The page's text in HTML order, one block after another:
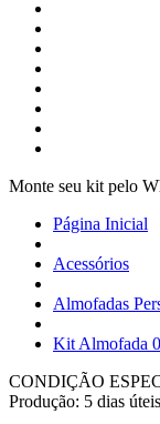
Monte seu kit pelo
Página Inicial
Acessórios
Almofadas
Kit Almofada
CONDIÇÃO
Produção: 5 dias úteis